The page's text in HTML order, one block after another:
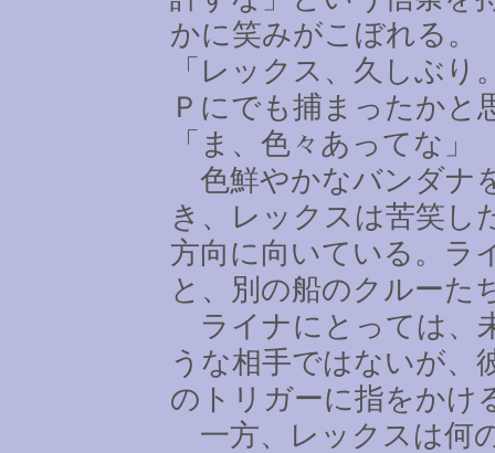
かに笑みがこぼれる。
「レックス、久しぶ
Ｐにでも捕まったかと
「ま、色々あってな」
色鮮やかなバンダナ
き、レックスは苦笑し
方向に向いている。ラ
と、別の船のクルーた
ライナにとっては、
うな相手ではないが、
のトリガーに指をかけ
一方、レックスは何